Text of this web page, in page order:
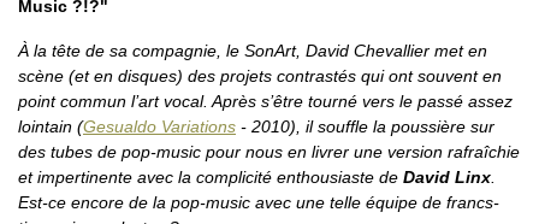
Music ?!?"
À la tête de sa compagnie, le SonArt, David Chevallier met en
scène (et en disques) des projets contrastés qui ont souvent en
point commun l’art vocal. Après s’être tourné vers le passé assez
lointain (Gesualdo Variations - 2010), il souffle la poussière sur
des tubes de pop-music pour nous en livrer une version rafraîchie
et impertinente avec la complicité enthousiaste de David Linx
Est-ce encore de la pop-music avec une telle équipe de francs-